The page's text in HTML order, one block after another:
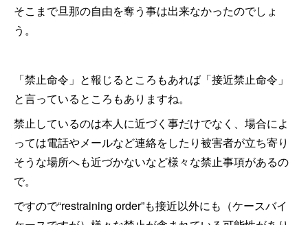
そこまで旦那の自由を奪う事は出来なかったのでしょ
う。
「禁止命令」と報じるところもあれば「接近禁止命令」
と言っているところもありますね。
禁止しているのは本人に近づく事だけでなく、場合によ
っては電話やメールなど連絡をしたり被害者が立ち寄り
そうな場所へも近づかないなど様々な禁止事項があるの
で。
ですので“restraining order”も接近以外にも（ケースバイ